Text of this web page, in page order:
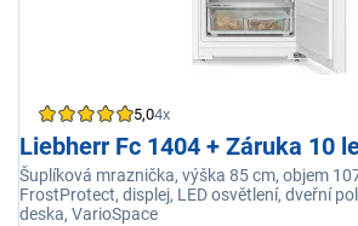
5,04x
Liebherr Fc 1404 + Záruka 10
Šuplíková mraznička, výška 85 cm, objem
FrostProtect, displej, LED osvětlení, dveřní
deska, VarioSpace